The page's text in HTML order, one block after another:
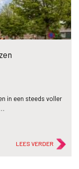
in een steeds voller
LEES VERDER